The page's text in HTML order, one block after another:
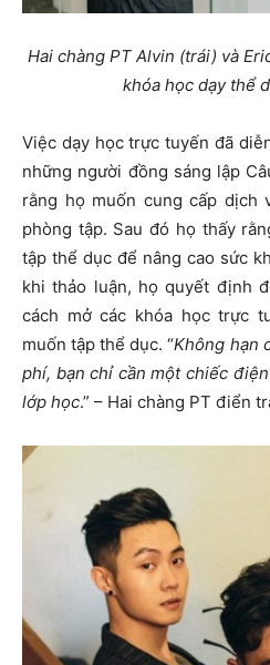
Hai chàng PT Alvin (trái) và
khóa học dạy thể
Việc dạy học trực tuyến đã
những người đồng sáng lập
rằng họ muốn cung cấp dịch
phòng tập. Sau đó họ thấy
tập thể dục để nâng cao sức
khi thảo luận, họ quyết định
cách mở các khóa học trực
muốn tập thể dục. “Không hạn
phí, bạn chỉ cần một chiếc
lớp học.” – Hai chàng PT điển